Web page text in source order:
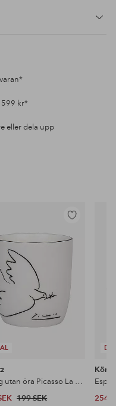
599 kr*
eller dela upp
Lägg
i
Mugg utan öra Picasso La Colombe de la Paix
199 SEK 254